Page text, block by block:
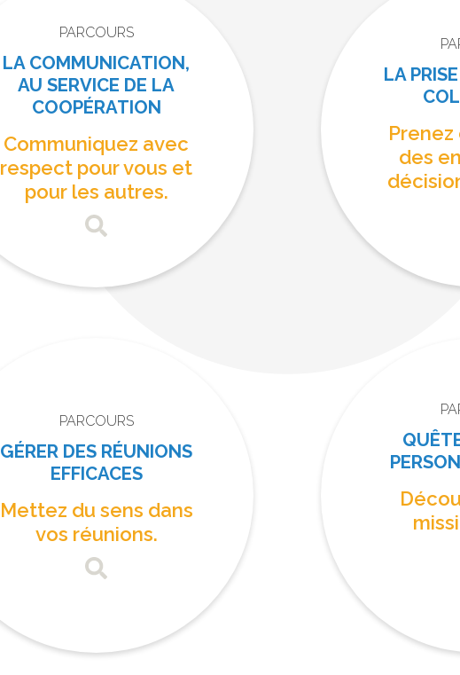
PARCOURS
LA COMMUNICATION,
AU SERVICE DE LA
COOPÉRATION
Communiquez avec
respect pour vous et
pour les autres.
LA
des
PARCOURS
GÉRER DES RÉUNIONS
EFFICACES
Mettez du sens dans
vos réunions.